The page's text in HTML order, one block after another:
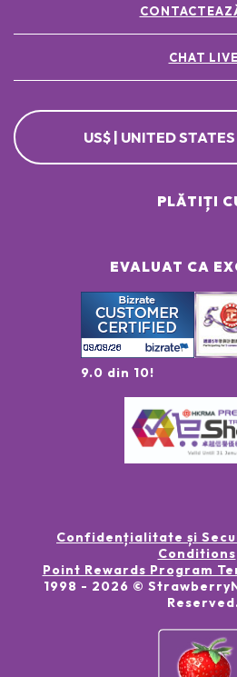
CHAT LIVE
US$ | UNITED
EVALUAT CA
9.0 din 10!
PLĂTIȚI
Confidențialitate și
Conditions
Point Rewards Program
1998 - 2026 ©
Reserved